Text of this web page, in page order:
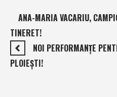
ANA-MARIA VACARIU,
TINERET!
NOI PERFORMANŢE
PLOIEŞTI!